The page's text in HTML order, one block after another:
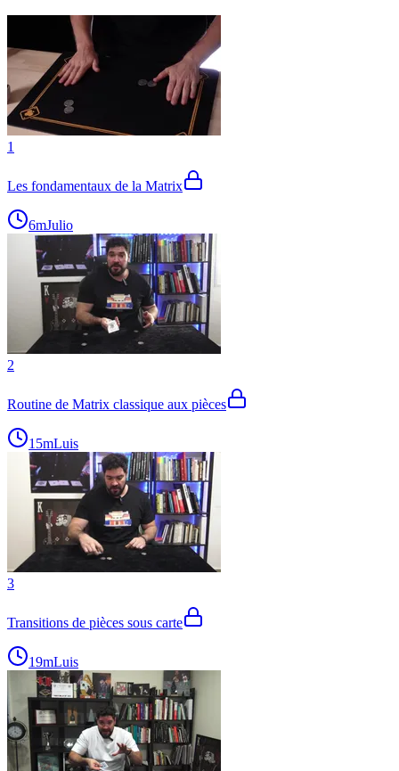
1
Les fondamentaux de la Matrix
6mJulio
2
Routine de Matrix classique aux pièces
15mLuis
3
Transitions de pièces sous carte
19mLuis